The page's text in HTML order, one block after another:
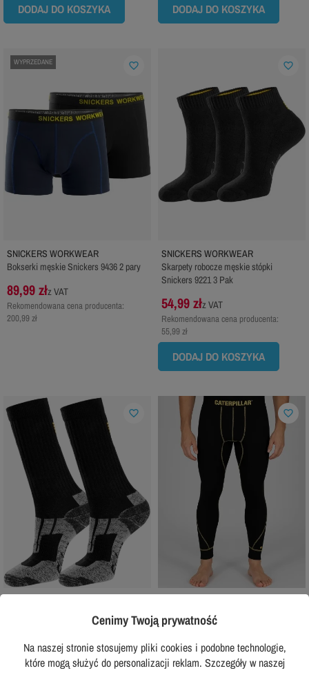
DODAJ DO KOSZYKA DODAJ DO KOSZYKA
WYPRZEDANE
SNICKERS WORKWEAR
Bokserki męskie Snickers 9436 2 pary
89,99 złz VAT
Rekomendowana cena producenta:
200,99 zł
favorite_border
SNICKERS WORKWEAR
Skarpety robocze męskie stópki
Snickers 9221 3 Pak
54,99 złz VAT
Rekomendowana cena producenta:
55,99 zł
DODAJ DO KOSZYKA
favorite_border
Skarpety robocze wysokie Snickers
72,99 złz VAT
Rekomendowana cena producenta:
favorite_border
Spodnie termoaktywne Cat Thermo
Comfort Pants
74,99 złz VAT
Rekomendowana cena producenta:
favorite_border
Cenimy Twoją prywatność
Na naszej stronie stosujemy pliki cookies i podobne technologie,
które mogą służyć do personalizacji reklam. Szczegóły w naszej